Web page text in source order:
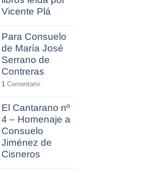
Vicente Plá
Para Consuelo
de María José
Serrano de
Contreras
1Comentario
El Cantarano nº
4 – Homenaje a
Consuelo
Jiménez de
Cisneros